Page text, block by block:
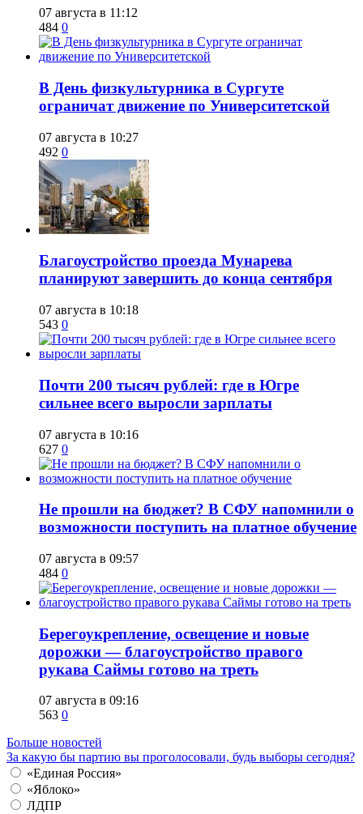
07 августа в 11:12
484 0
​В День физкультурника в Сургуте
ограничат движение по Университетской
07 августа в 10:27
492 0
Благоустройство проезда Мунарева
планируют завершить до конца сентября
07 августа в 10:18
543 0
​Почти 200 тысяч рублей: где в Югре
сильнее всего выросли зарплаты
07 августа в 10:16
627 0
Не прошли на бюджет? В СФУ напомнили о
возможности поступить на платное обучение
07 августа в 09:57
484 0
Берегоукрепление, освещение и новые
дорожки — благоустройство правого
рукава Саймы готово на треть
07 августа в 09:16
563 0
Больше новостей
За какую бы партию вы проголосовали, будь выборы сегодня?
«Единая Россия»
«Яблоко»
ЛДПР